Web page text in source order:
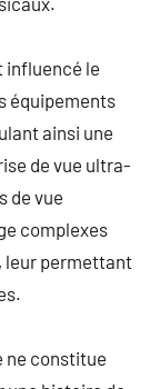
influencé le
équipements
ainsi une
de vue ultra-
de vue
complexes
leur permettant
ne constitue